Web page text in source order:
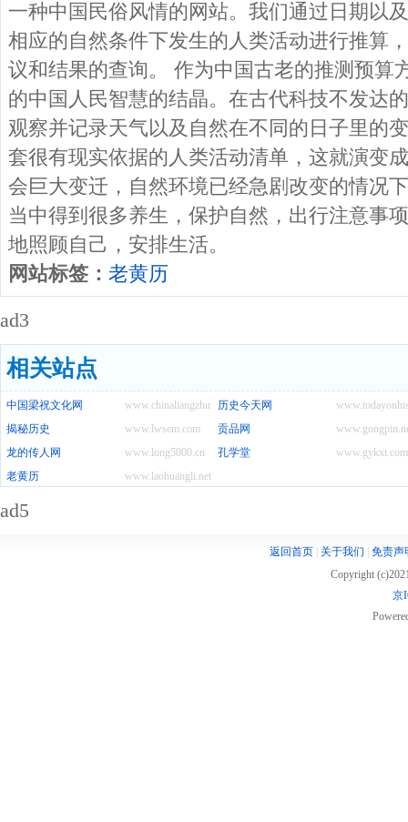
一种中国民俗风情的网站。我们通过日期以
相应的自然条件下发生的人类活动进行推算
议和结果的查询。 作为中国古老的推测预算
的中国人民智慧的结晶。在古代科技不发达
观察并记录天气以及自然在不同的日子里的
套很有现实依据的人类活动清单，这就演变
会巨大变迁，自然环境已经急剧改变的情况
当中得到很多养生，保护自然，出行注意事
地照顾自己，安排生活。
网站标签： 老黄历
ad3
相关站点
www.chinaliangzhu.com
中国梁祝文化网
历史今天网
www.lwsem.com
揭秘历史
贡品网
www.long5000.cn
龙的传人网 www.gykxt.com
孔学堂
www.laohuangli.net
老黄历
ad5
返回首页| 关于我们
免责声
Copyright
京